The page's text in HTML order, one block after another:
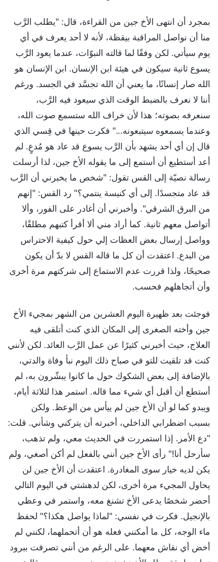
بمجرد أن انتهى الأخ جين من القراءة، قال: "يطلب الرَّب
منا أن نواصل المراقبة بيقظة، لأنه لا أحد يعرف في أي
يوم سيأتي. لكن وفقًا لما قالته النبوّات، عندما يعود الرَّب
يسوع ثانية سيكون في هيئة ابن الإنسان. ابن الإنسان هو
الله صار إنسانًا، ما يعني أن الله تجسَّد في الجسد. ورغم
أننا لا نعرف بالضبط الوقت الذي سيعود فيه الرَّب،
سنعرفه بصوته؛ هذا لأن خراف الله ستسمع صوت الله،
وعندما يسمعوه سيتبعونه..." فكرت حينها في قِسي الذي
قال إن أي أحد يشهد بأن الرَّب يسوع قد عاد هو مُدعٍ. لم
أعد أستطيع أن أستمع إلى ما يقوله الأخ جين، لذا أرسلت
رسالة نصيّة إلى القس تقول: "شخص ما يخبرني أن الرَّب
قد عاد متجسدًا. إلى أي كنيسة ينتمي؟" رد القس: "إنهم
من البرق الشرقي". وأخبرني أن أغادر على الفور، وألا
أتواصل معهم ثانية. كما أراد مني ألا أقرأ كتبهم مطلقًا،
وواصل إرسال بعض العظات إلي حول كيفية الاحتراس
من البدع. اعتقدت أن كل ما قاله القس لا بدّ أن يكون
صحيحًا، ولذا قررت عدم الاستماع إلى شركتهم مرة أخرى
وأن أتجاهلهم فحسب.
فوجئت بعد ظهيرة اليوم العشرين من الشهر بمجيء الأخ
جين وأخته الصغرى إلى المكان الذي كنت أتلقى فيه
العلاج، حيث أخبرني كثيرًا عن عمل الرَّب العائد. لكن لأنني
كنت قد تلقيت للتو في صباح ذلك اليوم نبأ وفاة والدتي،
بالإضافة إلى بعض الشكوك حول ما كانوا يبشّرون به، لم
أستطع أن أقبل أي شيء مما قاله. استمر هذا لثلاثة أيام،
ويبدو كما لو أن الأخ جين لم ييأس من الوعظ. ولكن
بسبب اضطرابي الداخلي، أخبرته أن يتركني وشأني. قلت:
"دع الأمر. إذا استمررت في الحديث معي، ولم تذهب،
سأرحل أنا!" رأى الأخ جين أنني بالفعل لم أكن أصغي، ولم
يكن لديه خيار سوى المغادرة. اعتقدت أن الأخ جين لن
يحاول المجيء مرة أخرى، لكن لدهشتي في اليوم التالي
أحضر شخصًا يدعى الأخ تشنغ معه، واستمر في وعظي
بالإنجيل. فكرت في نفسي: "لماذا يواصل هكذا؟" لحفظ
ماء الوجه، كل ما أمكنني فعله هو أن أتحملهما، لكنني لم
أخض أي نقاش معهما. على الرغم من أنني تصرفت ببرود